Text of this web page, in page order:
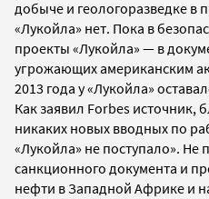
добыче и геологоразведке в
«Лукойла» нет. Пока в
проекты «Лукойла» — в
угрожающих американским
2013 года у «Лукойла»
Как заявил Forbes источник,
никаких новых вводных по
«Лукойла» не поступало». Не
санкционного документа и
нефти в Западной Африке и